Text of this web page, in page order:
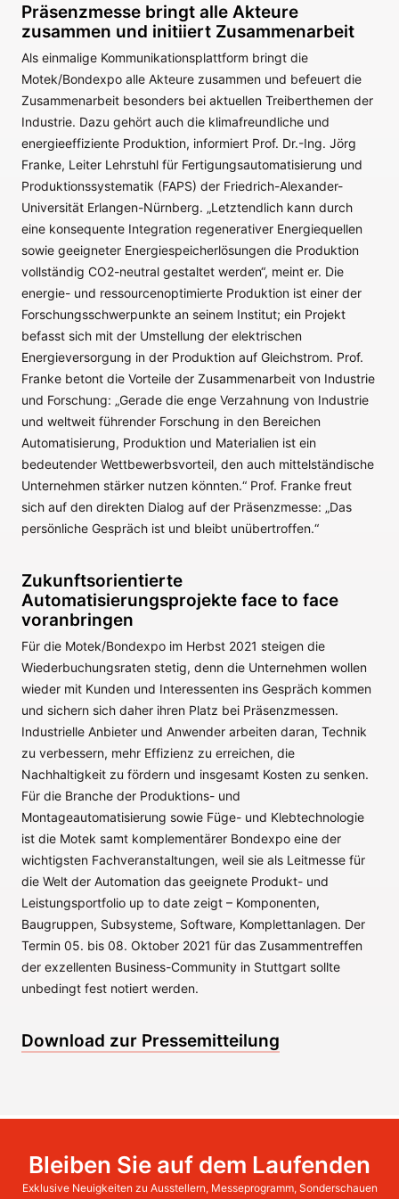
Präsenzmesse bringt alle Akteure
zusammen und initiiert Zusammenarbeit
Als einmalige Kommunikationsplattform bringt die
Motek/Bondexpo alle Akteure zusammen und befeuert die
Zusammenarbeit besonders bei aktuellen Treiberthemen der
Industrie. Dazu gehört auch die klimafreundliche und
energieeffiziente Produktion, informiert Prof. Dr.-Ing. Jörg
Franke, Leiter Lehrstuhl für Fertigungsautomatisierung und
Produktionssystematik (FAPS) der Friedrich-Alexander-
Universität Erlangen-Nürnberg. „Letztendlich kann durch
eine konsequente Integration regenerativer Energiequellen
sowie geeigneter Energiespeicherlösungen die Produktion
vollständig CO2-neutral gestaltet werden“, meint er. Die
energie- und ressourcenoptimierte Produktion ist einer der
Forschungsschwerpunkte an seinem Institut; ein Projekt
befasst sich mit der Umstellung der elektrischen
Energieversorgung in der Produktion auf Gleichstrom. Prof.
Franke betont die Vorteile der Zusammenarbeit von Industrie
und Forschung: „Gerade die enge Verzahnung von Industrie
und weltweit führender Forschung in den Bereichen
Automatisierung, Produktion und Materialien ist ein
bedeutender Wettbewerbsvorteil, den auch mittelständische
Unternehmen stärker nutzen könnten.“ Prof. Franke freut
sich auf den direkten Dialog auf der Präsenzmesse: „Das
persönliche Gespräch ist und bleibt unübertroffen.“
Zukunftsorientierte
Automatisierungsprojekte face to face
voranbringen
Für die Motek/Bondexpo im Herbst 2021 steigen die
Wiederbuchungsraten stetig, denn die Unternehmen wollen
wieder mit Kunden und Interessenten ins Gespräch kommen
und sichern sich daher ihren Platz bei Präsenzmessen.
Industrielle Anbieter und Anwender arbeiten daran, Technik
zu verbessern, mehr Effizienz zu erreichen, die
Nachhaltigkeit zu fördern und insgesamt Kosten zu senken.
Für die Branche der Produktions- und
Montageautomatisierung sowie Füge- und Klebtechnologie
ist die Motek samt komplementärer Bondexpo eine der
wichtigsten Fachveranstaltungen, weil sie als Leitmesse für
die Welt der Automation das geeignete Produkt- und
Leistungsportfolio up to date zeigt – Komponenten,
Baugruppen, Subsysteme, Software, Komplettanlagen. Der
Termin 05. bis 08. Oktober 2021 für das Zusammentreffen
der exzellenten Business-Community in Stuttgart sollte
unbedingt fest notiert werden.
Download zur Pressemitteilung
Bleiben Sie auf dem Laufenden
Exklusive Neuigkeiten zu Ausstellern, Messeprogramm, Sonderschauen